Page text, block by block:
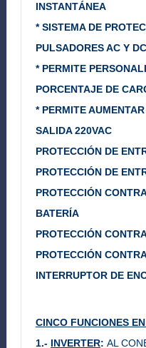
INSTANTÁNEA
* SISTEMA DE
PULSADORES AC Y
* PERMITE
PORCENTAJE DE
* PERMITE
SALIDA 220VAC
PROTECCIÓN DE
PROTECCIÓN DE
PROTECCIÓN
BATERÍA
PROTECCIÓN
PROTECCIÓN
INTERRUPTOR DE
CINCO FUNCIONES
1.- INVERTER: AL